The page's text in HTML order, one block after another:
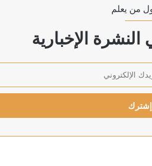
من يعلم
الإخبارية